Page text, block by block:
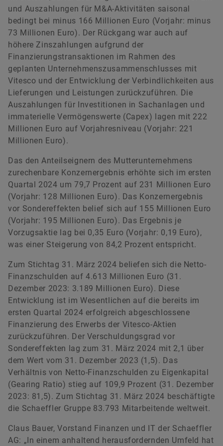
und Auszahlungen für M&A-Aktivitäten saisonal
bedingt bei minus 166 Millionen Euro (Vorjahr: minus
73 Millionen Euro). Der Rückgang war auch auf
höhere Zinszahlungen aufgrund der
Finanzierungstransaktionen im Rahmen des
geplanten Unternehmenszusammenschlusses mit
Vitesco und der Entwicklung der Verbindlichkeiten aus
Lieferungen und Leistungen zurückzuführen. Die
Auszahlungen für Investitionen in Sachanlagen und
immaterielle Vermögenswerte (Capex) lagen mit 222
Millionen Euro auf Vorjahresniveau (Vorjahr: 221
Millionen Euro).
Das den Anteilseignern des Mutterunternehmens
zurechenbare Konzernergebnis erhöhte sich im ersten
Quartal 2024 um 79,7 Prozent auf 231 Millionen Euro
(Vorjahr: 128 Millionen Euro). Das Konzernergebnis
vor Sondereffekten belief sich auf 155 Millionen Euro
(Vorjahr: 195 Millionen Euro). Das Ergebnis je
Vorzugsaktie lag bei 0,35 Euro (Vorjahr: 0,19 Euro),
was einer Steigerung von 84,2 Prozent entspricht.
Zum Stichtag 31. März 2024 beliefen sich die Netto-
Finanzschulden auf 4.613 Millionen Euro (31.
Dezember 2023: 3.189 Millionen Euro). Diese
Entwicklung ist im Wesentlichen auf die bereits im
ersten Quartal 2024 erfolgreich abgeschlossene
Finanzierung des Erwerbs der Vitesco-Aktien
zurückzuführen. Der Verschuldungsgrad vor
Sondereffekten lag zum 31. März 2024 mit 2,1 über
dem Wert vom 31. Dezember 2023 (1,5). Das
Verhältnis von Netto-Finanzschulden zu Eigenkapital
(Gearing Ratio) stieg auf 109,9 Prozent (31. Dezember
2023: 81,5). Zum Stichtag 31. März 2024 beschäftigte
die Schaeffler Gruppe 83.793 Mitarbeitende weltweit.
Claus Bauer, Vorstand Finanzen und IT der Schaeffler
AG: „In einem anhaltend herausfordernden Umfeld hat